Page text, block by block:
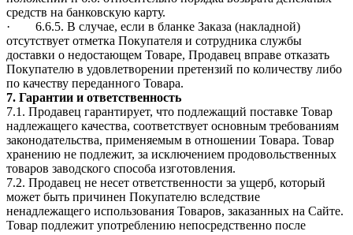
средств на банковскую карту.
· 6.6.5. В случае, если в бланке Заказа (накладной)
отсутствует отметка Покупателя и сотрудника службы
доставки о недостающем Товаре, Продавец вправе отказать
Покупателю в удовлетворении претензий по количеству либо
по качеству переданного Товара.
7. Гарантии и ответственность
7.1. Продавец гарантирует, что подлежащий поставке Товар
надлежащего качества, соответствует основным требованиям
законодательства, применяемым в отношении Товара. Товар
хранению не подлежит, за исключением продовольственных
товаров заводского способа изготовления.
7.2. Продавец не несет ответственности за ущерб, который
может быть причинен Покупателю вследствие
ненадлежащего использования Товаров, заказанных на Сайте.
Товар подлежит употреблению непосредственно после